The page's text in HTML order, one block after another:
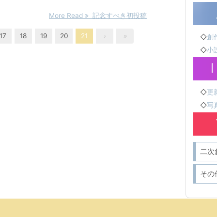
More Read 記念すべき初投稿
17 18 19 20 21 › » ◇創
◇小
◇更
◇写
二次
その